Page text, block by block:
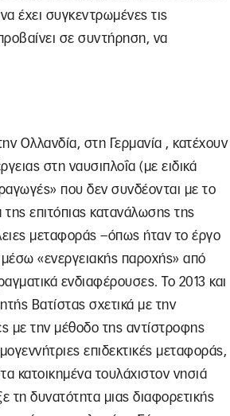
έχει συγκεντρωμένες τις
σε συντήρηση, να
Ολλανδία, στη Γερμανία , κατέχουν
στη ναυσιπλοΐα (με ειδικά
που δεν συνδέονται με το
επιτόπιας κατανάλωσης της
μεταφοράς –όπως ήταν το έργο
«ενεργειακής παροχής» από
ενδιαφέρουσες. Το 2013 και
Βατίστας σχετικά με την
με την μέθοδο της αντίστροφης
επιδεκτικές μεταφοράς,
κατοικημένα τουλάχιστον νησιά
τη δυνατότητα μιας διαφορετικής